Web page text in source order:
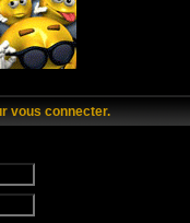
vous connecter.